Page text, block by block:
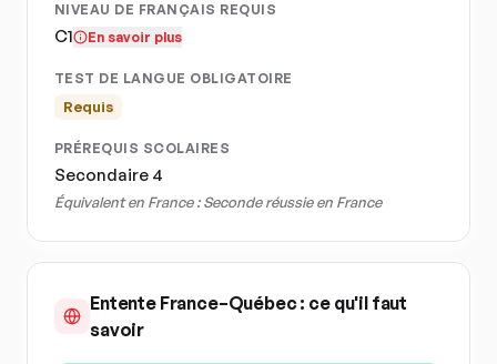
NIVEAU DE FRANÇAIS REQUIS
C1 En savoir plus
TEST DE LANGUE OBLIGATOIRE
Requis
PRÉREQUIS SCOLAIRES
Secondaire 4
Équivalent en France :Seconde réussie en France
Entente France–Québec : ce qu'il faut
savoir